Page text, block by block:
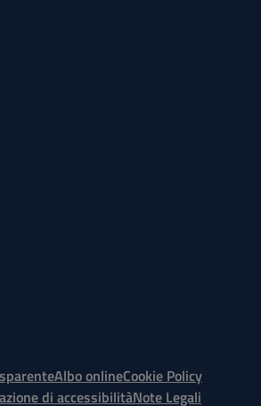
Albo onlineCookie Policy
di accessibilitàNote Legali